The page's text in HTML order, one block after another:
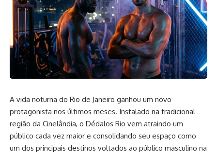
A vida noturna do Rio de Janeiro ganhou um novo
protagonista nos últimos meses. Instalado na tradicional
região da Cinelândia, o Dédalos Rio vem atraindo um
público cada vez maior e consolidando seu espaço como
um dos principais destinos voltados ao público masculino na